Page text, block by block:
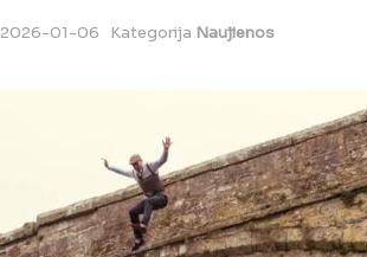
2026-01-06 Kategorija Naujienos